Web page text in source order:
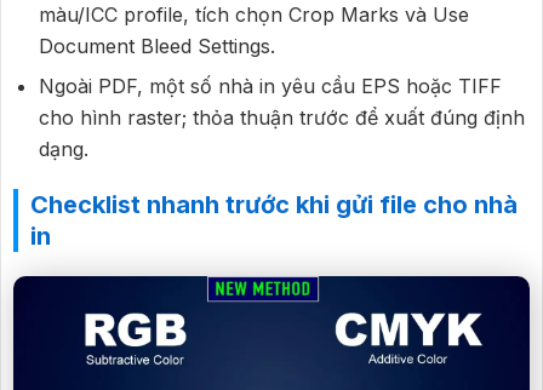
màu/ICC profile, tích chọn Crop Marks và Use
Document Bleed Settings.
Ngoài PDF, một số nhà in yêu cầu EPS hoặc TIFF
cho hình raster; thỏa thuận trước để xuất đúng định
dạng.
Checklist nhanh trước khi gửi file cho nhà
in